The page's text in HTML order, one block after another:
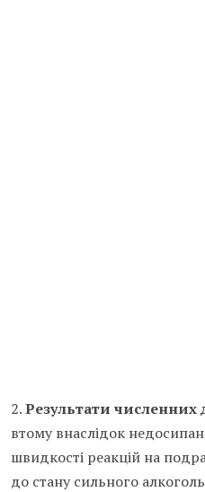
2.Результати численних
втому внаслідок
швидкості реакцій на
до стану сильного